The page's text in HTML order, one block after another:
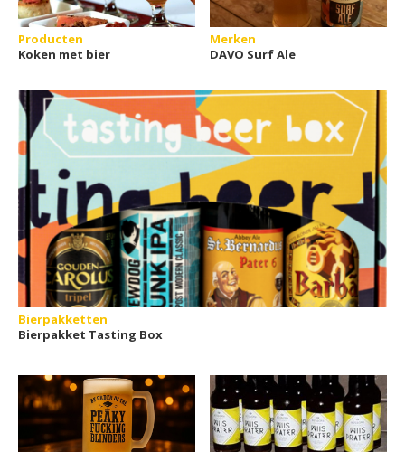
Producten
Koken met bier
Merken
DAVO Surf Ale
Bierpakketten
Bierpakket Tasting Box